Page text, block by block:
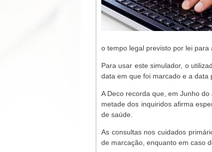
o tempo legal previsto por lei para
Para usar este simulador, o
data em que foi marcado e a data
A Deco recorda que, em Junho
metade dos inquiridos afirma
de saúde.
As consultas nos cuidados
de marcação, enquanto em caso